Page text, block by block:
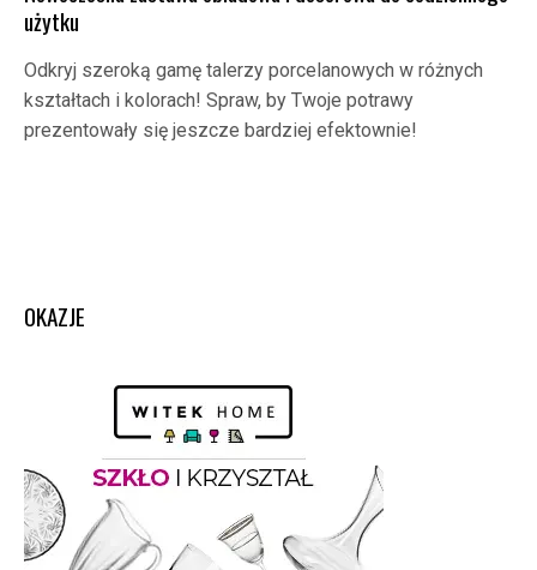
użytku
Odkryj szeroką gamę talerzy porcelanowych w różnych
kształtach i kolorach! Spraw, by Twoje potrawy
prezentowały się jeszcze bardziej efektownie!
OKAZJE